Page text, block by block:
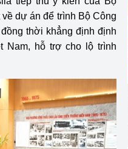
dự án để trình Bộ Công
thời khẳng định định
Nam, hỗ trợ cho lộ trình